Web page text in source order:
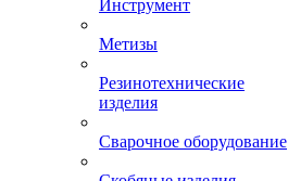
Инструмент
Метизы
Резинотехнические
изделия
Сварочное оборудование